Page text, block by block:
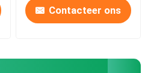
Contacteer ons